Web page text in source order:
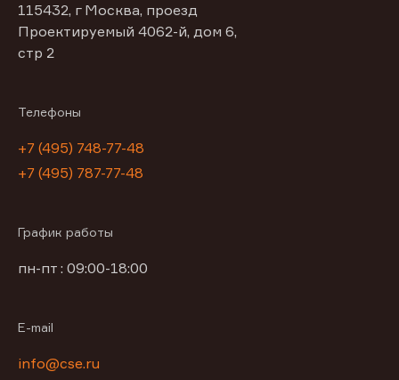
115432, г Москва, проезд
Проектируемый 4062-й, дом 6,
стр 2
Телефоны
+7 (495) 748-77-48
+7 (495) 787-77-48
График работы
пн-пт : 09:00-18:00
E-mail
info@cse.ru